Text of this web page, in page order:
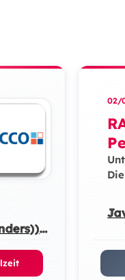
02/
g